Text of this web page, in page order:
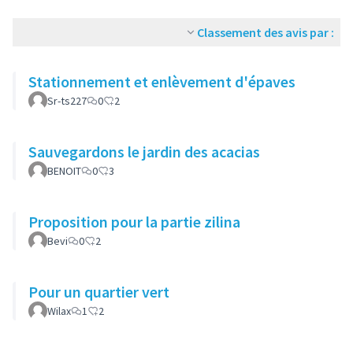
Classement des avis par :
Stationnement et enlèvement d'épaves
Sr-ts227 0 2
Sauvegardons le jardin des acacias
BENOIT 0 3
Proposition pour la partie zilina
Bevi 0 2
Pour un quartier vert
Wilax 1 2